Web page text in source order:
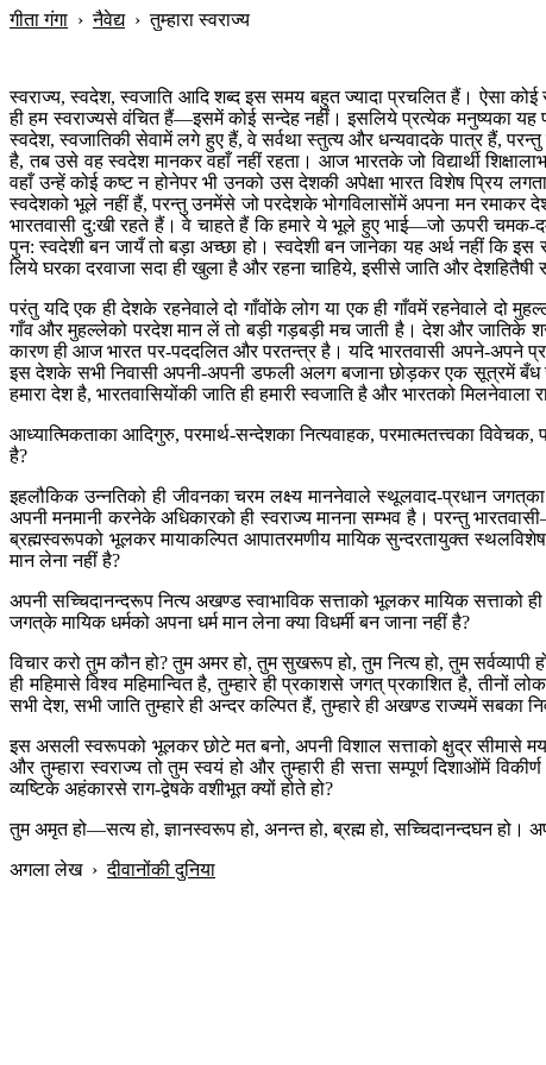
गीता गंगा ›नैवेद्य›तुम्हारा स्वराज्य
स्वराज्य, स्वदेश, स्वजाति आदि शब्द इस समय बहुत ज्यादा प्रचलित हैं। ऐसा
ही हम स्वराज्यसे वंचित हैं—इसमें कोई सन्देह नहीं। इसलिये प्रत्येक मनुष्यका यह
स्वदेश, स्वजातिकी सेवामें लगे हुए हैं, वे सर्वथा स्तुत्य और धन्यवादके पात्र हैं,
है, तब उसे वह स्वदेश मानकर वहाँ नहीं रहता। आज भारतके जो विद्यार्थी
वहाँ उन्हें कोई कष्ट न होनेपर भी उनको उस देशकी अपेक्षा भारत विशेष प्रिय
स्वदेशको भूले नहीं हैं, परन्तु उनमेंसे जो परदेशके भोगविलासोंमें अपना मन रमाकर
भारतवासी दु:खी रहते हैं। वे चाहते हैं कि हमारे ये भूले हुए भाई—जो ऊपरी
पुन: स्वदेशी बन जायँ तो बड़ा अच्छा हो। स्वदेशी बन जानेका यह अर्थ नहीं कि
लिये घरका दरवाजा सदा ही खुला है और रहना चाहिये, इसीसे जाति और देशहितैषी
परंतु यदि एक ही देशके रहनेवाले दो गाँवोंके लोग या एक ही गाँवमें रहनेवाले
गाँव और मुहल्लेको परदेश मान लें तो बड़ी गड़बड़ी मच जाती है। देश और जातिके
कारण ही आज भारत पर-पददलित और परतन्त्र है। यदि भारतवासी अपने-अपने
इस देशके सभी निवासी अपनी-अपनी डफली अलग बजाना छोड़कर एक सूत्रमें बँध
हमारा देश है, भारतवासियोंकी जाति ही हमारी स्वजाति है और भारतको मिलनेवाला
आध्यात्मिकताका आदिगुरु, परमार्थ-सन्देशका नित्यवाहक, परमात्मतत्त्वका
है?
इहलौकिक उन्नतिको ही जीवनका चरम लक्ष्य माननेवाले स्थूलवाद-प्रधान
अपनी मनमानी करनेके अधिकारको ही स्वराज्य मानना सम्भव है। परन्तु
ब्रह्मस्वरूपको भूलकर मायाकल्पित आपातरमणीय मायिक सुन्दरतायुक्त
मान लेना नहीं है?
अपनी सच्चिदानन्दरूप नित्य अखण्ड स्वाभाविक सत्ताको भूलकर मायिक सत्ताको
जगत‍्के मायिक धर्मको अपना धर्म मान लेना क्या विधर्मी बन जाना नहीं है?
विचार करो तुम कौन हो? तुम अमर हो, तुम सुखरूप हो, तुम नित्य हो, तुम सर्वव्यापी
ही महिमासे विश्व महिमान्वित है, तुम्हारे ही प्रकाशसे जगत् प्रकाशित है,
सभी देश, सभी जाति तुम्हारे ही अन्दर कल्पित हैं, तुम्हारे ही अखण्ड राज्यमें सबका
इस असली स्वरूपको भूलकर छोटे मत बनो, अपनी विशाल सत्ताको क्षुद्र सीमासे
और तुम्हारा स्वराज्य तो तुम स्वयं हो और तुम्हारी ही सत्ता सम्पूर्ण दिशाओंमें
व्यष्टिके अहंकारसे राग-द्वेषके वशीभूत क्यों होते हो?
तुम अमृत हो—सत्य हो, ज्ञानस्वरूप हो, अनन्त हो, ब्रह्म हो, सच्चिदानन्दघन हो।
अगला लेख›दीवानोंकी दुनिया